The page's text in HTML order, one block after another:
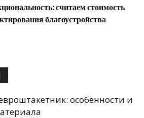
считаем стоимость
благоустройства
особенности и